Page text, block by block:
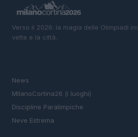
Verso il 2026: la magia delle Olimpiadi
vette e la città.
News
MIlanoCortina26 (i luoghi)
Discipline Paralimpiche
Neve Estrema